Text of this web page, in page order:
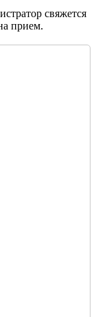
свяжется
прием.